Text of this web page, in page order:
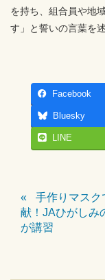
を持ち、組合員や地
す」と誓いの言葉を述
Facebook
Bluesky
LINE
手作りマスク
献！JAひがしみ
が講習